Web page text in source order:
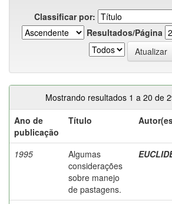
Classificar por:
Resultados/Página
Mostrando resultados 1 a 20 de
Ano de
publicação
Título
1995
Algumas
considerações
sobre manejo
de pastagens.